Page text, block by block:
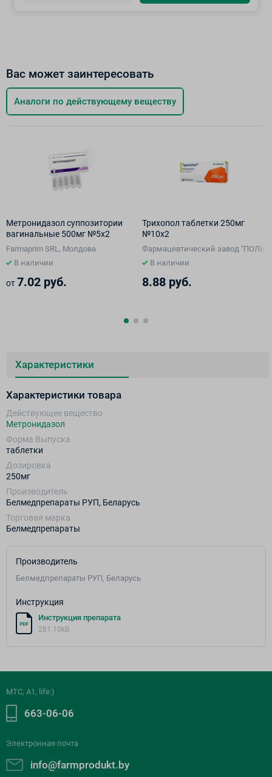
Вас может заинтересовать
Аналоги по действующему веществу
Метронидазол суппозитории
вагинальные 500мг №5х2
Farmaprim SRL, Молдова
В наличии
от7.02 руб.
Трихопол таблетки 250мг
№10х2
Фармацевтический завод
В наличии
8.88 руб.
Характеристики
Характеристики товара
Действующее вещество
Метронидазол
Форма Выпуска
таблетки
Дозировка
250мг
Производитель
Белмедпрепараты РУП, Беларусь
Торговая марка
Белмедпрепараты
Производитель
Белмедпрепараты РУП, Беларусь
Инструкция
Инструкция препарата
281.10kB
МТС, A1, life:)
663-06-06
Электронная почта
info@farmprodukt.by